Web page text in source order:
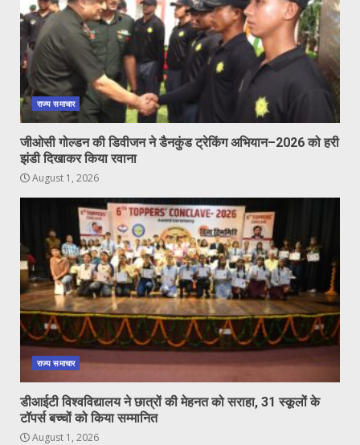
राज्य समाचार
जीओसी गोल्डन की डिवीजन ने डैनकुंड ट्रेकिंग अभियान–2026 को हरी
झंडी दिखाकर किया रवाना
August 1, 2026
राज्य समाचार
डीआईटी विश्वविद्यालय ने छात्रों की मेहनत को सराहा, 31 स्कूलों के
टॉपर्स बच्चों को किया सम्मानित
August 1, 2026